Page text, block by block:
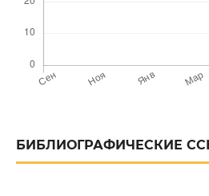
БИБЛИОГРАФИЧЕСКИЕ